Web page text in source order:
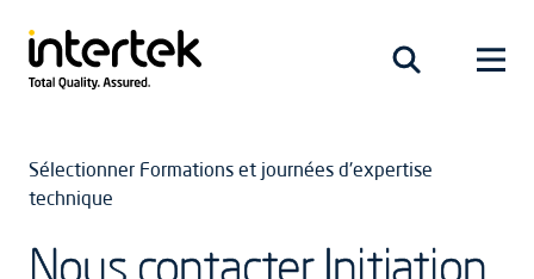
Sélectionner Formations et journées d'expertise
technique
Nous contacter Initiation